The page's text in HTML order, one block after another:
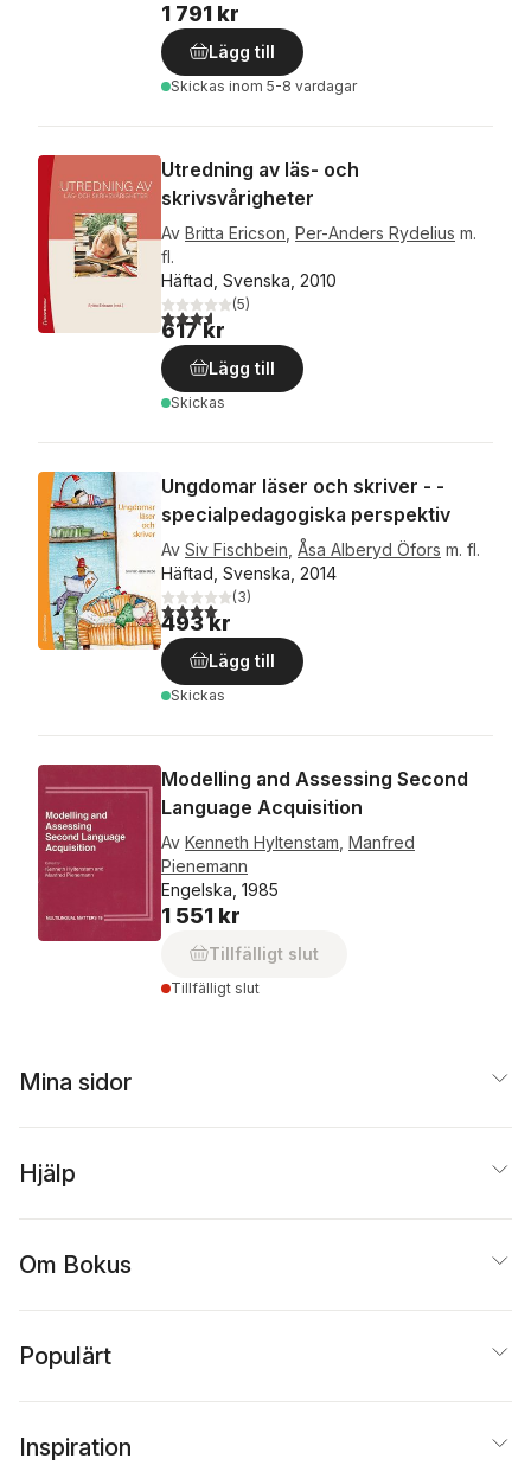
1 791 kr
Lägg till
Skickas inom 5-8 vardagar
Utredning av läs- och
skrivsvårigheter
Av Britta Ericson Per-Anders Rydelius m.
fl.
Häftad, Svenska, 2010
3,6utav 5 stjärnor. Totalt antal röster:
(5)
617 kr
Lägg till
Skickas
Ungdomar läser och skriver - -
specialpedagogiska perspektiv
Av Siv Fischbein Åsa Alberyd Öfors m. fl.
Häftad, Svenska, 2014
4,0utav 5 stjärnor. Totalt antal röster:
(3)
493 kr
Lägg till
Skickas
Modelling and Assessing Second
Language Acquisition
Av Kenneth Hyltenstam Manfred
Pienemann
Engelska, 1985
1 551 kr
Tillfälligt slut
Tillfälligt slut
Mina sidor
Hjälp
Om Bokus
Populärt
Inspiration